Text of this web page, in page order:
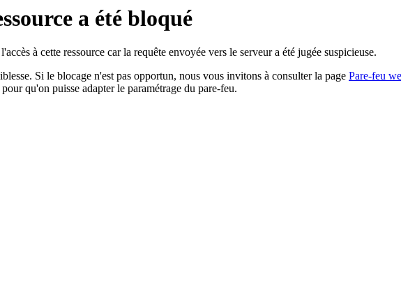
a été bloqué
à cette ressource car la requête envoyée vers le serveur a été jugée suspicieuse.
Si le blocage n'est pas opportun, nous vous invitons à consulter la page Pare-feu
qu'on puisse adapter le paramétrage du pare-feu.